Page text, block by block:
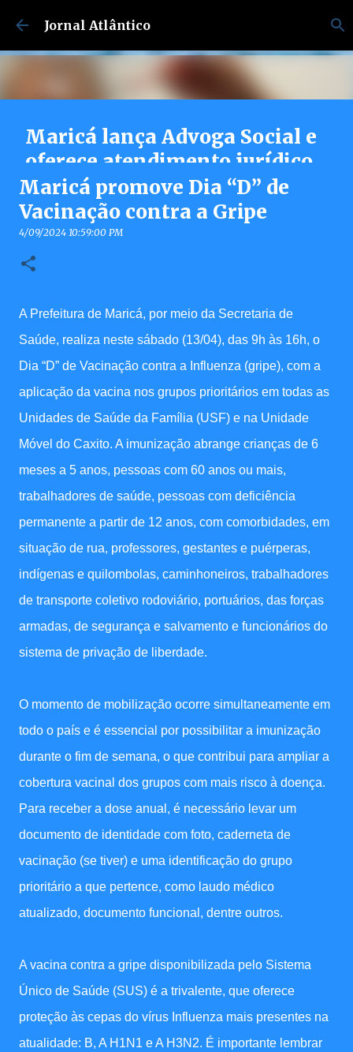
Pular para o conteúdo principal
Jornal Atlântico
Maricá lança Advoga Social e
oferece atendimento jurídico
gratuito e online 24h para
moradores
7/30/2026 04:53:00 PM
Maricá promove Dia “D” de
Vacinação contra a Gripe
4/09/2024 10:59:00 PM
A Prefeitura de Maricá, por meio da Secretaria de
Saúde, realiza neste sábado (13/04), das 9h às 16h, o
Dia “D” de Vacinação contra a Influenza (gripe), com a
aplicação da vacina nos grupos prioritários em todas as
Unidades de Saúde da Família (USF) e na Unidade
Móvel do Caxito. A imunização abrange crianças de 6
meses a 5 anos, pessoas com 60 anos ou mais,
trabalhadores de saúde, pessoas com deficiência
permanente a partir de 12 anos, com comorbidades, em
situação de rua, professores, gestantes e puérperas,
indígenas e quilombolas, caminhoneiros, trabalhadores
de transporte coletivo rodoviário, portuários, das forças
armadas, de segurança e salvamento e funcionários do
sistema de privação de liberdade.
O momento de mobilização ocorre simultaneamente em
todo o país e é essencial por possibilitar a imunização
durante o fim de semana, o que contribui para ampliar a
cobertura vacinal dos grupos com mais risco à doença.
Para receber a dose anual, é necessário levar um
documento de identidade com foto, caderneta de
vacinação (se tiver) e uma identificação do grupo
prioritário a que pertence, como laudo médico
atualizado, documento funcional, dentre outros.
A vacina contra a gripe disponibilizada pelo Sistema
Único de Saúde (SUS) é a trivalente, que oferece
proteção às cepas do vírus Influenza mais presentes na
atualidade: B, A H1N1 e A H3N2. É importante lembrar